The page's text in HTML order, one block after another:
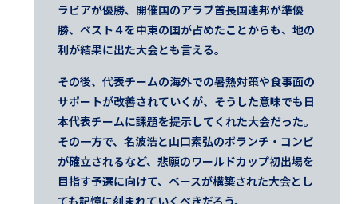
ラビアが優勝、開催国のアラブ首長国連邦が準優
勝、ベスト４を中東の国が占めたことからも、地の
利が結果に出た大会とも言える。
その後、代表チームの海外での暑熱対策や食事面の
サポートが改善されていくが、そうした意味でも日
本代表チームに課題を提示してくれた大会だった。
その一方で、名波浩と山口素弘のボランチ・コンビ
が確立されるなど、悲願のワールドカップ初出場を
目指す予選に向けて、ベースが構築された大会とし
ても記憶に刻まれていくべきだろう。